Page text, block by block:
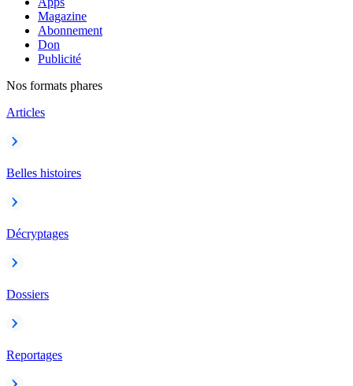
Magazine
Abonnement
Don
Publicité
Nos formats phares
Articles
Belles histoires
Décryptages
Dossiers
Reportages